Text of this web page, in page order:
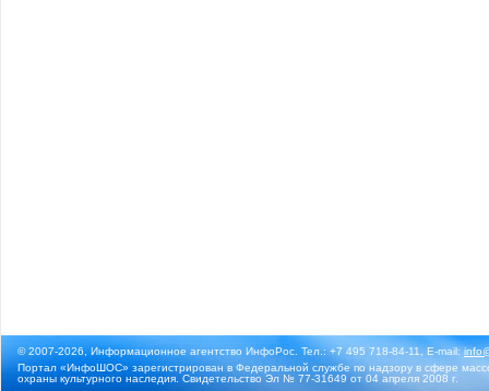
© 2007-2026, Информационное агентство ИнфоРос. Тел.: +7 495 718-84-11, E-mail:
Портал «ИнфоШОС» зарегистрирован в Федеральной службе по надзору в сфере
охраны культурного наследия. Свидетельство Эл № 77-31649 от 04 апреля 2008 г.